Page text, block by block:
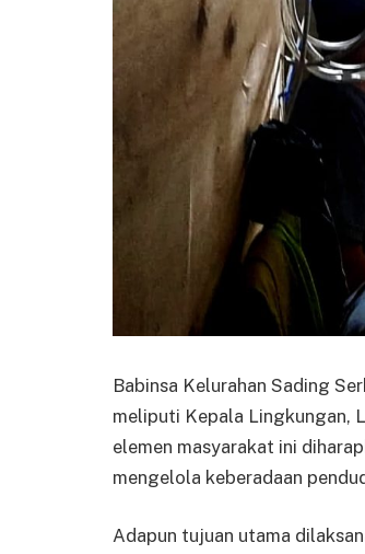
Babinsa Kelurahan Sading
meliputi Kepala Lingkungan,
elemen masyarakat ini
mengelola keberadaan
Adapun tujuan utama